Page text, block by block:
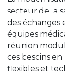
secteur de la
des échanges
équipes
réunion
ces besoins
flexibles et